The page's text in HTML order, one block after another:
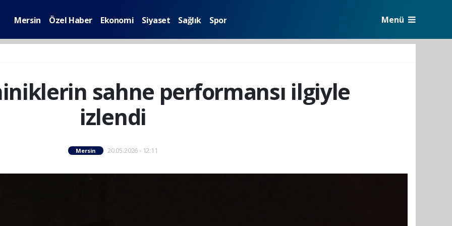
Mersin Özel Haber Ekonomi Siyaset Sağlık Spor Menü
sahne performansı ilgiyle
izlendi
Mersin 20.05.2026 - 12:11